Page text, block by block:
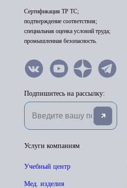
Сертификация ТР ТС;
подтверждение соответствия;
специальная оценка условий труда;
промышленная безопасность.
Подпишитесь на рассылку:
Услуги компаниям
Учебный центр
Мед. изделия